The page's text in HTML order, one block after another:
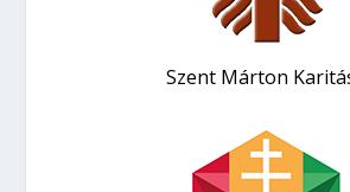
Szent Márton